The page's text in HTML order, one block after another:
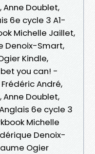
Doublet,
6e cycle 3 A1-
Michelle Jaillet,
Denoix-Smart,
Kindle,
you can! -
André,
Doublet,
6e cycle 3
Michelle
Denoix-
Ogier